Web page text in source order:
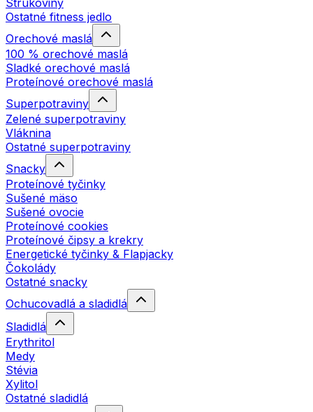
Strukoviny
Ostatné fitness jedlo
Orechové maslá
100 % orechové maslá
Sladké orechové maslá
Proteínové orechové maslá
Superpotraviny
Zelené superpotraviny
Vláknina
Ostatné superpotraviny
Snacky
Proteínové tyčinky
Sušené mäso
Sušené ovocie
Proteínové cookies
Proteínové čipsy a krekry
Energetické tyčinky & Flapjacky
Čokolády
Ostatné snacky
Ochucovadlá a sladidlá
Sladidlá
Erythritol
Medy
Stévia
Xylitol
Ostatné sladidlá